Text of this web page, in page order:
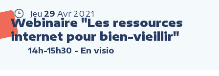
Jeu 29 Avr 2021
Webinaire "Les ressources
internet pour bien-vieillir"
14h-15h30 - En visio